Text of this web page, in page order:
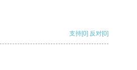
支持[0] 反对[0]